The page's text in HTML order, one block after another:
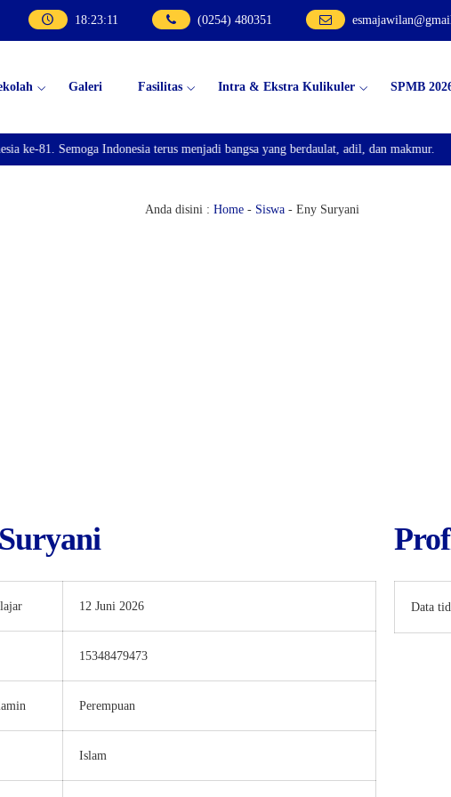
18:23:11 (0254) 480351
Galeri Fasilitas Intra & Ekstra Kulikuler SPMB
ke-81. Semoga Indonesia terus menjadi bangsa yang berdaulat, adil, dan makmur.
Anda disini : Home- Siswa- Eny Suryani
12 Juni 2026
15348479473
Perempuan
Islam
Data